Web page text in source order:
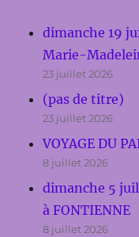
dimanche 19
Marie-
23 juillet 2026
(pas de titre)
23 juillet 2026
VOYAGE DU
8 juillet 2026
dimanche 5
à FONTIENNE
8 juillet 2026